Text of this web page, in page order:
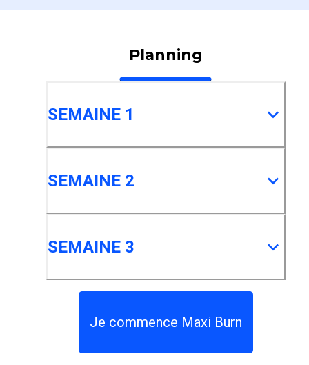
Planning
SEMAINE 1
SEMAINE 2
SEMAINE 3
Je commence Maxi Burn